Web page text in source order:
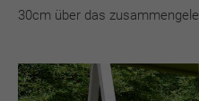
30cm über das